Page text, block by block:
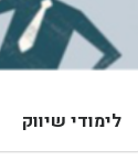
לימודי שיווק